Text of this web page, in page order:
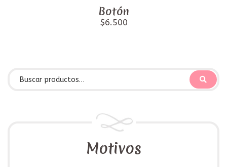
Botón
$6.500
Motivos